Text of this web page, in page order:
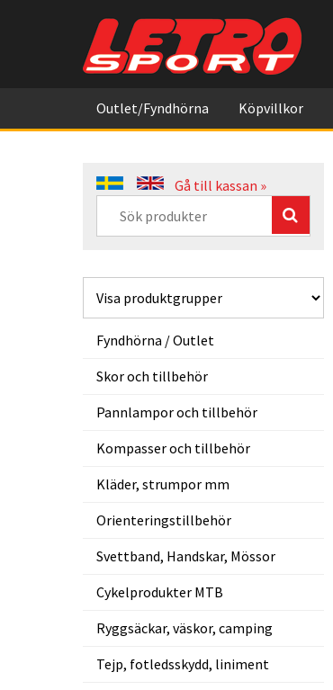
Outlet/Fyndhörna Köpvillkor
Gå till kassan »
Fyndhörna / Outlet
Skor och tillbehör
Pannlampor och tillbehör
Kompasser och tillbehör
Kläder, strumpor mm
Orienteringstillbehör
Svettband, Handskar, Mössor
Cykelprodukter MTB
Ryggsäckar, väskor, camping
Tejp, fotledsskydd, liniment